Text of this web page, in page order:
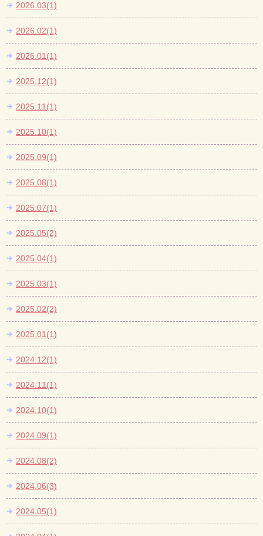
2026.03(1)
2026.02(1)
2026.01(1)
2025.12(1)
2025.11(1)
2025.10(1)
2025.09(1)
2025.08(1)
2025.07(1)
2025.05(2)
2025.04(1)
2025.03(1)
2025.02(2)
2025.01(1)
2024.12(1)
2024.11(1)
2024.10(1)
2024.09(1)
2024.08(2)
2024.06(3)
2024.05(1)